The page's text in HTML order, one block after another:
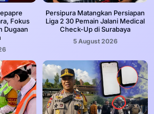
Fokus
Dugaan
Persipura Matangkan Persiapan
Liga 2 30 Pemain Jalani Medical
Check-Up di Surabaya
5 August 2026